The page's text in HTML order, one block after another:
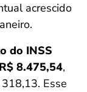
acrescido
do INSS
8.475,54,
Esse